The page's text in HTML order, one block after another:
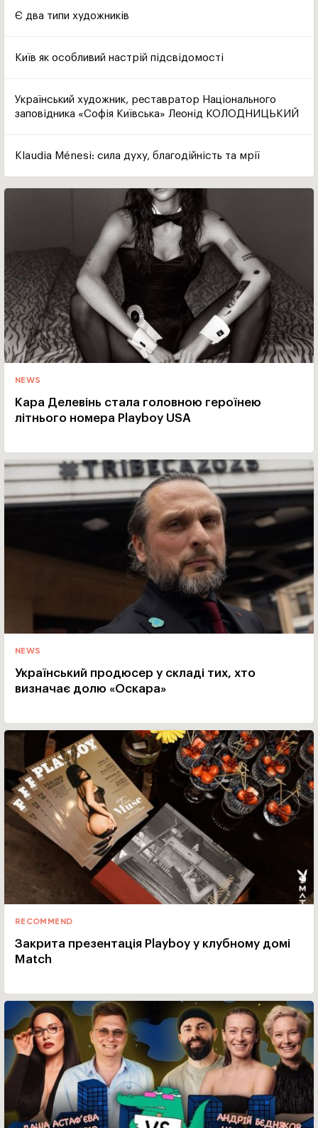
Є два типи художників
Київ як особливий настрій підсвідомості
Український художник, реставратор Національного
заповідника «Софія Київська» Леонід КОЛОДНИЦЬКИЙ
Klaudia Ménesi: сила духу, благодійність та мрії
NEWS
Кара Делевінь стала головною героїнею
літнього номера Playboy USA
NEWS
Український продюсер у складі тих, хто
визначає долю «Оскара»
RECOMMEND
Закрита презентація Playboy у клубному домі
Match